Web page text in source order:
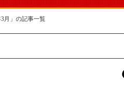
3月」の記事一覧